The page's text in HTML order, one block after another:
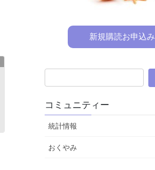
新規購読お申込み
コミュニティー
統計情報
おくやみ